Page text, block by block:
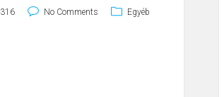
316 No Comments Egyéb